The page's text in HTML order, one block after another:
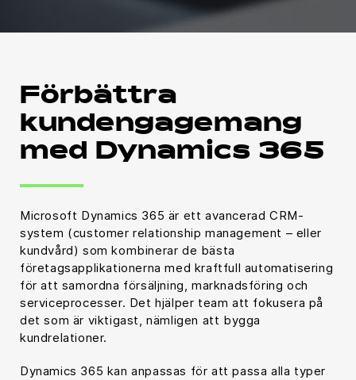
Förbättra
kundengagemang
med Dynamics 365
Microsoft Dynamics 365 är ett avancerad CRM-
system (customer relationship management – eller
kundvård) som kombinerar de bästa
företagsapplikationerna med kraftfull automatisering
för att samordna försäljning, marknadsföring och
serviceprocesser. Det hjälper team att fokusera på
det som är viktigast, nämligen att bygga
kundrelationer.
Dynamics 365 kan anpassas för att passa alla typer